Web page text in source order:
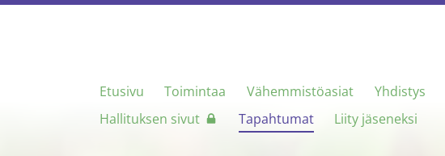
Seura
Etusivu Toimintaa Vähemmistöasiat Yhdistys
Hallituksen sivut
Tapahtumat Liity jäseneksi